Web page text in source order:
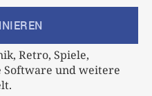
Retro, Spiele,
und weitere